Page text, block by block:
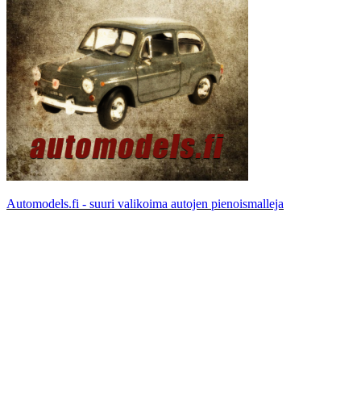
Automodels.fi - suuri valikoima autojen pienoismalleja